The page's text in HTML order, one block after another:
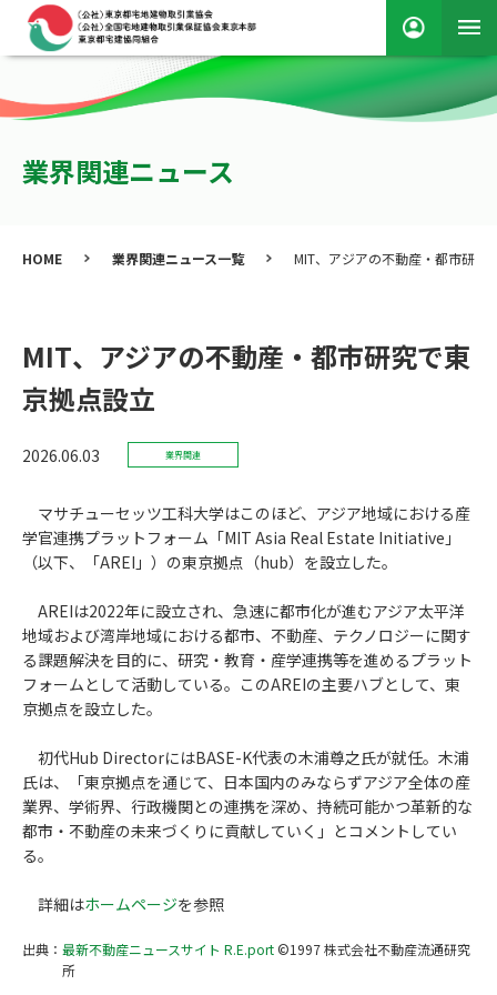
業界関連ニュース
HOME 業界関連ニュース一覧 MIT、アジアの不動産・都市研究
MIT、アジアの不動産・都市研究で東
京拠点設立
2026.06.03 業界関連
マサチューセッツ工科大学はこのほど、アジア地域における産
学官連携プラットフォーム「MIT Asia Real Estate Initiative」
（以下、「AREI」）の東京拠点（hub）を設立した。
AREIは2022年に設立され、急速に都市化が進むアジア太平洋
地域および湾岸地域における都市、不動産、テクノロジーに関す
る課題解決を目的に、研究・教育・産学連携等を進めるプラット
フォームとして活動している。このAREIの主要ハブとして、東
京拠点を設立した。
初代Hub DirectorにはBASE-K代表の木浦尊之氏が就任。木浦
氏は、「東京拠点を通じて、日本国内のみならずアジア全体の産
業界、学術界、行政機関との連携を深め、持続可能かつ革新的な
都市・不動産の未来づくりに貢献していく」とコメントしてい
る。
詳細はホームページを参照
出典： 最新不動産ニュースサイト R.E.port ©1997 株式会社不動産流通研究
所